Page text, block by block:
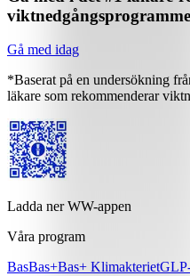
Gå med idag
*Baserat på en undersökning
läkare som rekommenderar
Ladda ner WW-appen
Våra program
BasBas+Bas+ Klimakteriet